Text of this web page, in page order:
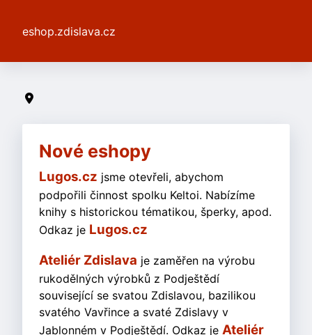
eshop.zdislava.cz
Nové eshopy
Lugos.cz jsme otevřeli, abychom
podpořili činnost spolku Keltoi. Nabízíme
knihy s historickou tématikou, šperky, apod.
Odkaz je Lugos.cz
Ateliér Zdislava je zaměřen na výrobu
rukodělných výrobků z Podještědí
související se svatou Zdislavou, bazilikou
svatého Vavřince a svaté Zdislavy v
Jablonném v Podještědí. Odkaz je Ateliér